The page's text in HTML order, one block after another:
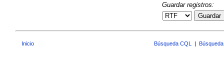
Guardar registros:
Guardar
Inicio Búsqueda CQL